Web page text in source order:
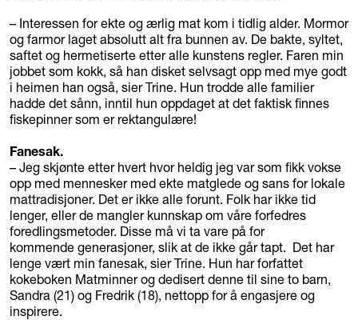
– Interessen for ekte og ærlig mat kom i tidlig alder. Mormor
og farmor laget absolutt alt fra bunnen av. De bakte, syltet,
saftet og hermetiserte etter alle kunstens regler. Faren min
jobbet som kokk, så han disket selvsagt opp med mye godt
i heimen han også, sier Trine. Hun trodde alle familier
hadde det sånn, inntil hun oppdaget at det faktisk finnes
fiskepinner som er rektangulære!
Fanesak.
– Jeg skjønte etter hvert hvor heldig jeg var som fikk vokse
opp med mennesker med ekte matglede og sans for lokale
mattradisjoner. Det er ikke alle forunt. Folk har ikke tid
lenger, eller de mangler kunnskap om våre forfedres
foredlingsmetoder. Disse må vi ta vare på for
kommende generasjoner, slik at de ikke går tapt. Det har
lenge vært min fanesak, sier Trine. Hun har forfattet
kokeboken Matminner og dedisert denne til sine to barn,
Sandra (21) og Fredrik (18), nettopp for å engasjere og
inspirere.